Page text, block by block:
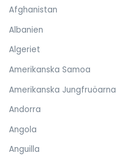
Afghanistan
Albanien
Algeriet
Amerikanska Samoa
Amerikanska Jungfruöarna
Andorra
Angola
Anguilla